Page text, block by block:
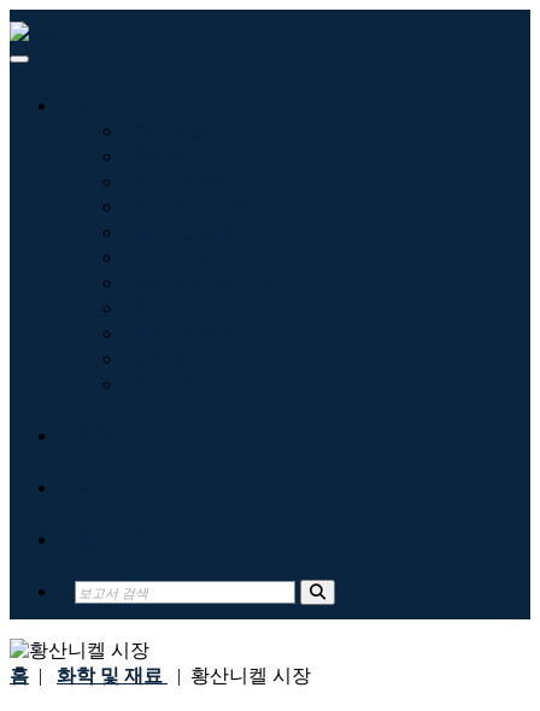
홈 | 화학 및 재료 | 황산니켈 시장